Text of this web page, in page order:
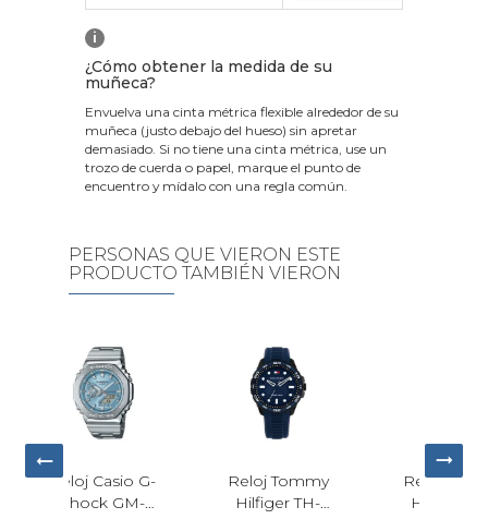
i
¿Cómo obtener la medida de su
muñeca?
Envuelva una cinta métrica flexible alrededor de su
muñeca (justo debajo del hueso) sin apretar
demasiado. Si no tiene una cinta métrica, use un
trozo de cuerda o papel, marque el punto de
encuentro y mídalo con una regla común.
PERSONAS QUE VIERON ESTE
PRODUCTO TAMBIÉN VIERON
Tommy
Reloj Tommy
Hilfiger TH-
Reloj Certina
DS Action